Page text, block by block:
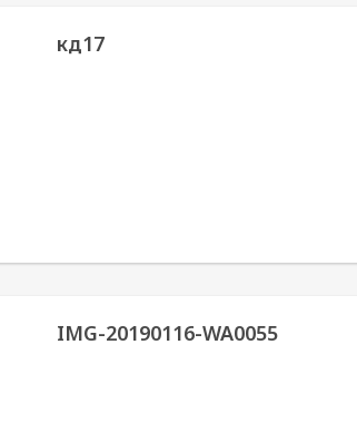
кд17
IMG-20190116-WA0055